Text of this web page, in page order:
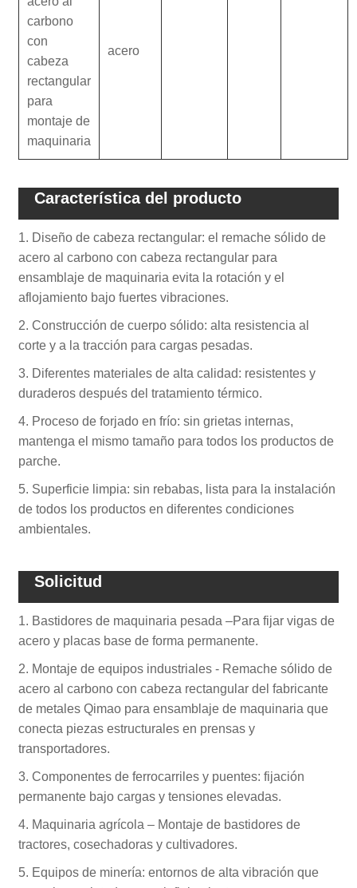
carbono
con
cabeza
rectangular
para
montaje de
maquinaria
acero
Característica del producto
1. Diseño de cabeza rectangular: el remache sólido de
acero al carbono con cabeza rectangular para
ensamblaje de maquinaria evita la rotación y el
aflojamiento bajo fuertes vibraciones.
2. Construcción de cuerpo sólido: alta resistencia al
corte y a la tracción para cargas pesadas.
3. Diferentes materiales de alta calidad: resistentes y
duraderos después del tratamiento térmico.
4. Proceso de forjado en frío: sin grietas internas,
mantenga el mismo tamaño para todos los productos de
parche.
5. Superficie limpia: sin rebabas, lista para la instalación
de todos los productos en diferentes condiciones
ambientales.
Solicitud
1. Bastidores de maquinaria pesada –Para fijar vigas de
acero y placas base de forma permanente.
2. Montaje de equipos industriales - Remache sólido de
acero al carbono con cabeza rectangular del fabricante
de metales Qimao para ensamblaje de maquinaria que
conecta piezas estructurales en prensas y
transportadores.
3. Componentes de ferrocarriles y puentes: fijación
permanente bajo cargas y tensiones elevadas.
4. Maquinaria agrícola – Montaje de bastidores de
tractores, cosechadoras y cultivadores.
5. Equipos de minería: entornos de alta vibración que